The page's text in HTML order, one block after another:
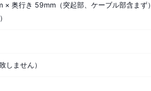
奥行き 59mm（突起部、ケーブル部含まず）
しません）